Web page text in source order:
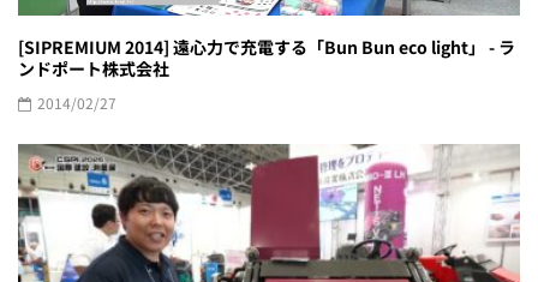
[SIPREMIUM 2014] 遠心力で充電する「Bun Bun eco light」 - ラ
ンドポート株式会社
2014/02/27